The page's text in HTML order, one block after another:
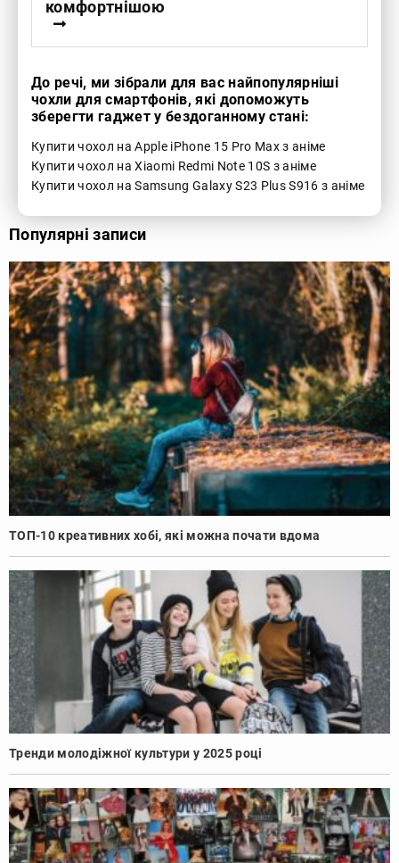
комфортнішою
До речі, ми зібрали для вас найпопулярніші
чохли для смартфонів, які допоможуть
зберегти гаджет у бездоганному стані:
Купити чохол на Apple iPhone 15 Pro Max з аніме
Купити чохол на Xiaomi Redmi Note 10S з аніме
Купити чохол на Samsung Galaxy S23 Plus S916 з аніме
Популярні записи
ТОП-10 креативних хобі, які можна почати вдома
Тренди молодіжної культури у 2025 році